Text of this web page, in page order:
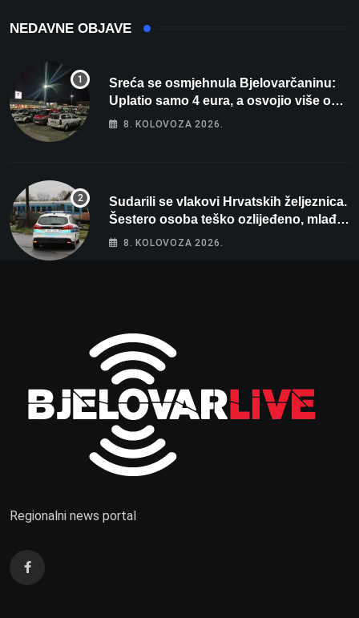
NEDAVNE OBJAVE
Sreća se osmjehnula Bjelovarčaninu:
Uplatio samo 4 eura, a osvojio više od
80 tisuća eura
8. KOLOVOZA 2026.
Sudarili se vlakovi Hrvatskih željeznica.
Šestero osoba teško ozlijeđeno, mlađa
žena na intenzivnoj
8. KOLOVOZA 2026.
Regionalni news portal